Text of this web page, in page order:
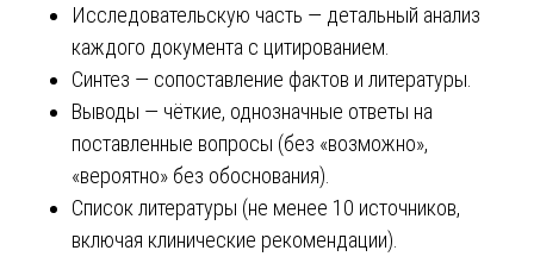
Исследовательскую часть — детальный анализ
каждого документа с цитированием.
Синтез — сопоставление фактов и литературы.
Выводы — чёткие, однозначные ответы на
поставленные вопросы (без «возможно»,
«вероятно» без обоснования).
Список литературы (не менее 10 источников,
включая клинические рекомендации).